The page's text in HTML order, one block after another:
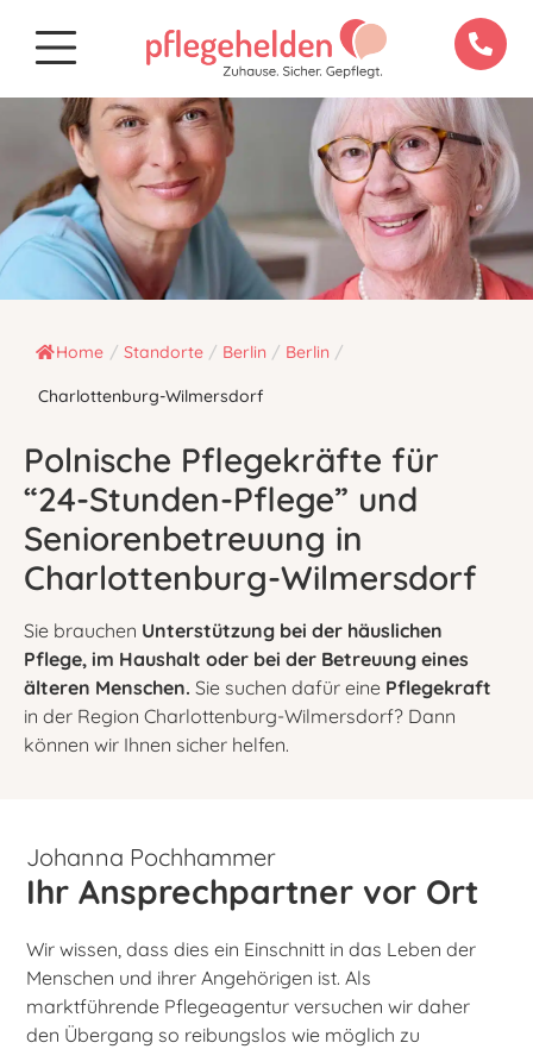
Home / Standorte / Berlin / Berlin /
Charlottenburg-Wilmersdorf
Polnische Pflegekräfte für
“24-Stunden-Pflege” und
Seniorenbetreuung in
Charlottenburg-Wilmersdorf
Sie brauchen Unterstützung bei der häuslichen
Pflege, im Haushalt oder bei der Betreuung eines
älteren Menschen. Sie suchen dafür eine Pflegekraft
in der Region Charlottenburg-Wilmersdorf? Dann
können wir Ihnen sicher helfen.
Johanna Pochhammer
Ihr Ansprechpartner vor Ort
Wir wissen, dass dies ein Einschnitt in das Leben der
Menschen und ihrer Angehörigen ist. Als
marktführende Pflegeagentur versuchen wir daher
den Übergang so reibungslos wie möglich zu